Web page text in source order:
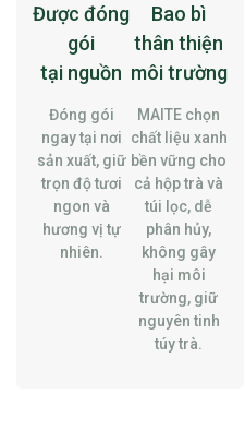
Được đóng
gói
tại nguồn
Đóng gói
ngay tại nơi
sản xuất, giữ
trọn độ tươi
ngon và
hương vị tự
nhiên.
Bao bì
thân thiện
môi trường
MAITE chọn
chất liệu xanh
bền vững cho
cả hộp trà và
túi lọc, dễ
phân hủy,
không gây
hại môi
trường, giữ
nguyên tinh
túy trà.